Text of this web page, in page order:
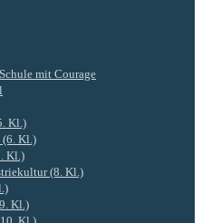
mit Courage
Kl.)
(6. Kl.)
Kl.)
(8. Kl.)
Kl.)